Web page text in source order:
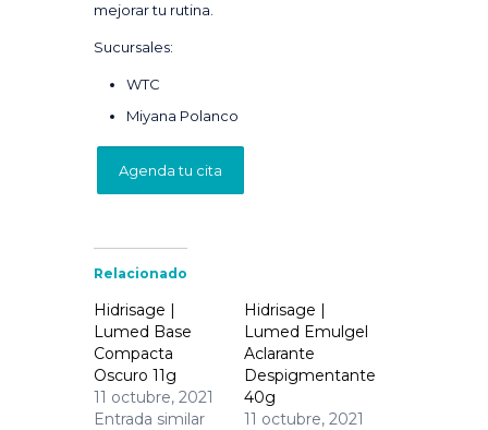
mejorar tu rutina.
Sucursales:
WTC
Miyana Polanco
Agenda tu cita
Relacionado
Hidrisage |
Lumed Base
Compacta
Oscuro 11g
11 octubre, 2021
Entrada similar
Hidrisage |
Lumed Emulgel
Aclarante
Despigmentante
40g
11 octubre, 2021